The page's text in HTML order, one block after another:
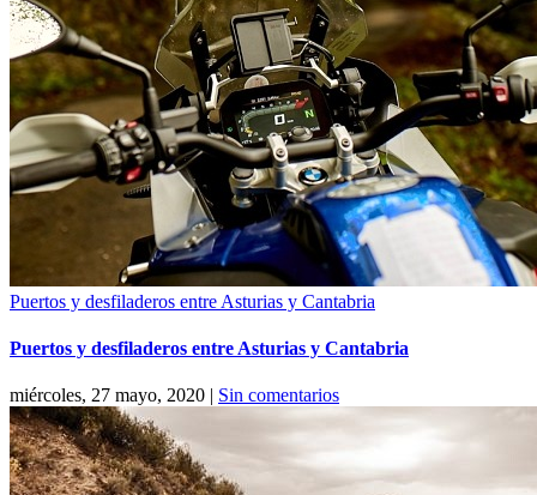
Puertos y desfiladeros entre Asturias y Cantabria
Puertos y desfiladeros entre Asturias y Cantabria
miércoles, 27 mayo, 2020 Sin comentarios